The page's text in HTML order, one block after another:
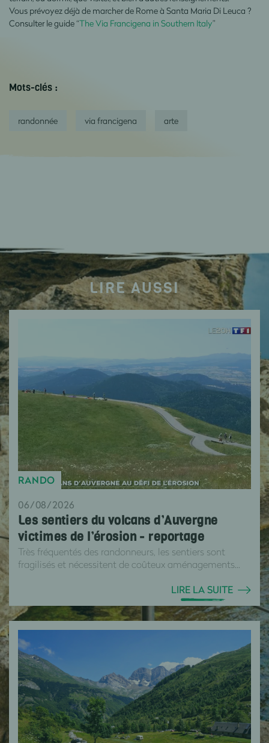
Vous prévoyez déjà de marcherde Rome à Santa Maria Di Leuca ?
Consulter le guide “The Via Francigena in Southern Italy”
Mots-clés :
randonnée via francigena arte
LIRE AUSSI
RANDO
06/08/2026
Les sentiers du volcans d’Auvergne
victimes de l’érosion - reportage
Très fréquentés des randonneurs, les sentiers sont
fragilisés et nécessitent de coûteux aménagements...
LIRE LA SUITE